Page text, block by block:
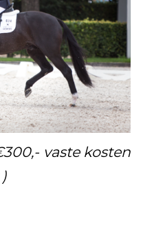
vaste kosten